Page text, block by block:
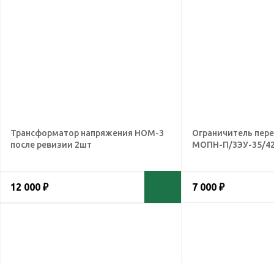
Трансформатор напряжения НОМ-3
после ревизии 2шт
12 000 ₽
Ограничитель
МОПН-П/3ЭУ-35/
7 000 ₽